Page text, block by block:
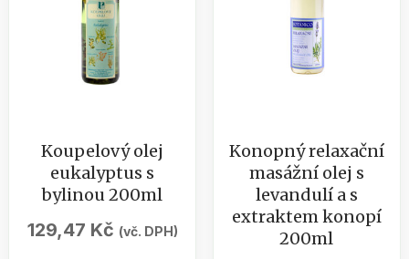
Koupelový olej
eukalyptus s
bylinou 200ml
129,47 Kč (vč. DPH)
Konopný relaxační
masážní olej s
levandulí a s
extraktem konopí
200ml